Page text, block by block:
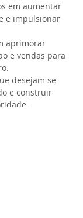
em aumentar
e impulsionar
aprimorar
e vendas para
desejam se
e construir